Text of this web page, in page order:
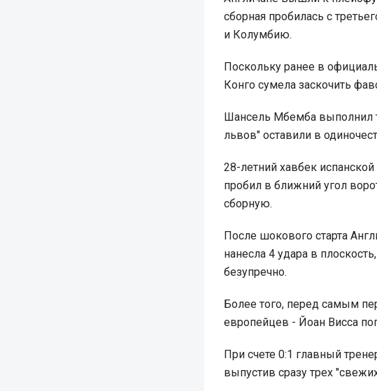
сборная пробилась с
и Колумбию.
Поскольку ранее в
Конго сумела заскочить
Шансель Мбемба выполнил
львов" оставили в
28-летний хавбек
пробил в ближний угол
сборную.
После шокового старта
нанесла 4 удара в
безупречно.
Более того, перед самым
европейцев - Йоан Висса
При счете 0:1 главный
выпустив сразу трех